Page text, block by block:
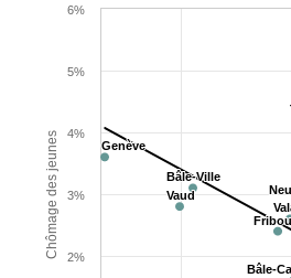
Chômage des jeunes
Bâle-
Bâle-
Bâle-Ville
Bâle-Ville
Genève
Genève
Vaud
Vaud
2%
3%
4%
5%
6%